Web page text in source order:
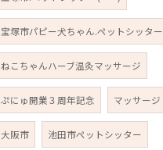
宝塚市パピー犬ちゃん.ペットシッター
ねこちゃんハーブ温灸マッサージ
ぷにゅ開業３周年記念 マッサージ
大阪市 池田市ペットシッター